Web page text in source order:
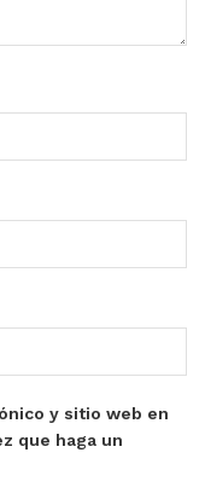
y sitio web en
que haga un